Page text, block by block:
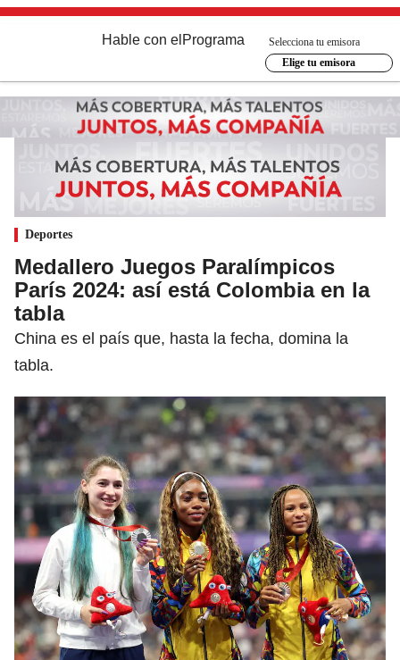
Hable con el Programa
Selecciona tu emisora
Elige tu emisora
Deportes
Medallero Juegos Paralímpicos
París 2024: así está Colombia en la
tabla
China es el país que, hasta la fecha, domina la
tabla.